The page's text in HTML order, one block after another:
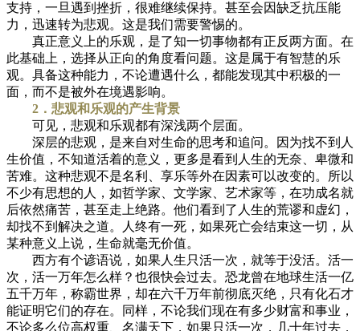
支持，一旦遇到挫折，很难继续保持。甚至会因缺乏抗压能
力，迅速转为悲观。这是我们需要警惕的。
真正意义上的乐观，是了知一切事物都有正反两方面。在
此基础上，选择从正向的角度看问题。这是属于有智慧的乐
观。具备这种能力，不论遭遇什么，都能发现其中积极的一
面，而不是被外在境遇影响。
2．悲观和乐观的产生背景
可见，悲观和乐观都有深浅两个层面。
深层的悲观，是来自对生命的思考和追问。因为找不到人
生价值，不知道活着的意义，更多是看到人生的无奈、卑微和
苦难。这种悲观不是名利、享乐等外在因素可以改变的。所以
不少有思想的人，如哲学家、文学家、艺术家等，在功成名就
后依然痛苦，甚至走上绝路。他们看到了人生的荒谬和虚幻，
却找不到解决之道。人终有一死，如果死亡会结束这一切，从
某种意义上说，生命就毫无价值。
西方有个谚语说，如果人生只活一次，就等于没活。活一
次，活一万年怎么样？也很快会过去。恐龙曾在地球生活一亿
五千万年，称霸世界，却在六千万年前彻底灭绝，只有化石才
能证明它们的存在。同样，不论我们现在有多少财富和事业，
不论多么位高权重、名满天下，如果只活一次，几十年过去，